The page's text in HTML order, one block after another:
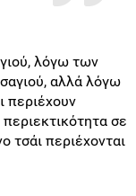
λόγω των
αλλά λόγω
περιέχουν
σε
τσάι περιέχονται